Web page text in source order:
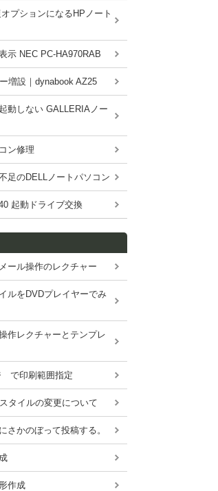
プションになるHPノート
示 NEC PC-HA970RAB
増設｜dynabook AZ25
動しない GALLERIAノー
ン修理
足のDELLノートパソコン
起動ドライブ交換
ール操作のレクチャー
ルをDVDプレイヤーでみ
作レクチャーとテンプレ
で印刷範囲指定
タイルの変更について
さかのぼって投稿する。
作成